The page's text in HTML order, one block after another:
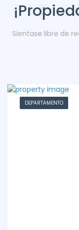
Sientase libre de
DEPARTAMENTO